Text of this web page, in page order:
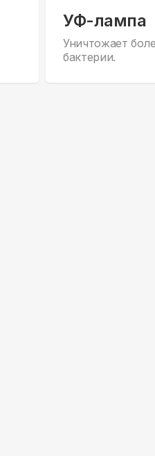
УФ-лампа
Уничтожает
бактерии.